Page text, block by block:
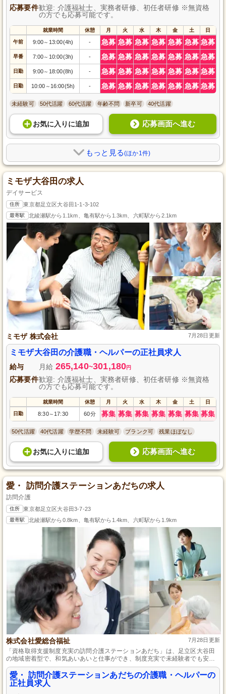
応募要件歓迎: 介護福祉士、実務者研修、初任者研修 ※無資格
の方でも応募可能です。
就業時間 休憩 月 火 水 木 金 土 日
午前 9:00～ 13:00(4h) - 急募 急募 急募 急募 急募 急募 急募
早番 7:00～ 10:00(3h) - 急募 急募 急募 急募 急募 急募 急募
日勤 9:00～ 18:00(8h) - 急募 急募 急募 急募 急募 急募 急募
日勤 10:00 ～ 16:00(5h) - 急募 急募 急募 急募 急募 急募 急募
未経験可 50代活躍 60代活躍 年齢不問 新卒可 40代活躍
お気に入り に追加 応募画面へ進む
もっと見る(ほか1件)
ミモザ大谷田の求人
デイサービス
住所 東京都足立区大谷田1-1-3-102
最寄駅 北綾瀬駅から1.1km、亀有駅から1.3km、六町駅から2.1km
ミモザ 株式会社 7月28日更新
ミモザ大谷田の介護職・ヘルパーの正社員求人
給与 月給 265,140~301,180円
応募要件歓迎: 介護福祉士、実務者研修、初任者研修 ※無資格
の方でも応募可能です。
就業時間 休憩 月 火 水 木 金 土 日
日勤 8:30～ 17:30 60分 募集 募集 募集 募集 募集 募集 募集
50代活躍 40代活躍 学歴不問 未経験可 ブランク可 残業ほぼなし
お気に入り に追加 応募画面へ進む
愛・ 訪問介護ステーションあだちの求人
訪問介護
住所 東京都足立区大谷田3-7-23
最寄駅 北綾瀬駅から0.8km、亀有駅から1.4km、六町駅から1.9km
株式会社愛総合福祉 7月28日更新
「資格取得支援制度充実の訪問介護ステーションあだち」は、足立区大谷田
の地域密着型で、和気あいあいと仕事ができ、制度充実で未経験者でも安心
して働け、ライフステージの変化に対応しながら、チームで達成感を得られ
る働きやすい環境が整っています。
愛・ 訪問介護ステーションあだちの介護職・ヘルパーの
正社員求人